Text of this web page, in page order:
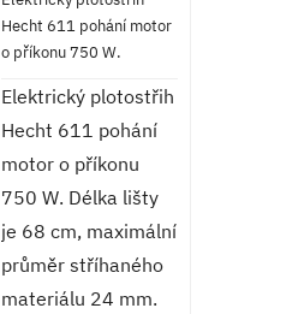
Hecht 611 pohání motor
o příkonu 750 W.
Elektrický plotostřih
Hecht 611 pohání
motor o příkonu
750 W. Délka lišty
je 68 cm, maximální
průměr stříhaného
materiálu 24 mm.